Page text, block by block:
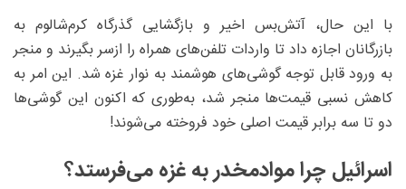
با این حال، آتش‌بس اخیر و بازگشایی گذرگاه کرم‌شالوم به
بازرگانان اجازه داد تا واردات تلفن‌های همراه را ازسر بگیرند و منجر
به ورود قابل توجه گوشی‌های هوشمند به نوار غزه شد. این امر به
کاهش نسبی قیمت‌ها منجر شد، به‌طوری که اکنون این گوشی‌ها
دو تا سه برابر قیمت اصلی خود فروخته می‌شوند!
اسرائیل چرا موادمخدر به غزه می‌فرستد؟